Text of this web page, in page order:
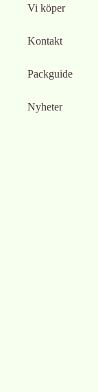
Vi köper
Kontakt
Packguide
Nyheter